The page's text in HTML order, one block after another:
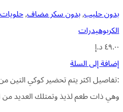
بدون حليب,بدون سكر مضاف,
الكربوهيدرات
٤٩.٠٠د.إ
إضافة إلى السلة
:تفاصيل اكثر يتم تحضير كوكي التين
وهي ذات طعم لذيذ وتمتلك العديد